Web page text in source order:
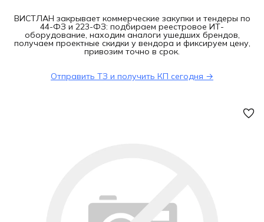
ВИСТЛАН закрывает коммерческие закупки и тендеры по
44-ФЗ и 223-ФЗ: подбираем реестровое ИТ-
оборудование, находим аналоги ушедших брендов,
получаем проектные скидки у вендора и фиксируем цену,
привозим точно в срок.
Отправить ТЗ и получить КП сегодня →